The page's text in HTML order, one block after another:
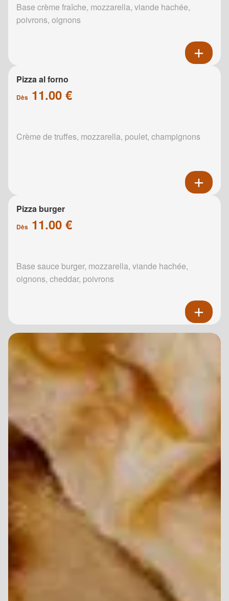
Base crème fraîche, mozzarella, viande hachée,
poivrons, oignons
Pizza al forno
Dès 11.00 €
Crème de truffes, mozzarella, poulet, champignons
Pizza burger
Dès 11.00 €
Base sauce burger, mozzarella, viande hachée,
oignons, cheddar, poivrons